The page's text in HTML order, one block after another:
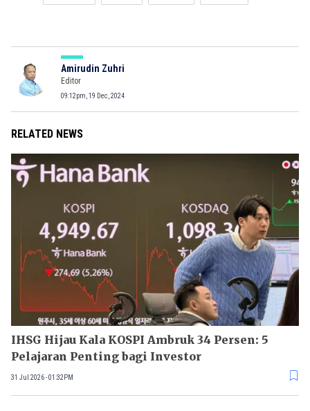
Amirudin Zuhri
Editor
09:12pm, 19 Dec, 2024
RELATED NEWS
IHSG Hijau Kala KOSPI Ambruk 34 Persen: 5
Pelajaran Penting bagi Investor
31 Jul 2026 - 01:32PM